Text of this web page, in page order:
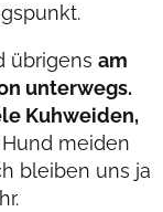
übrigens am
unterwegs.
Kuhweiden,
meiden
bleiben uns ja